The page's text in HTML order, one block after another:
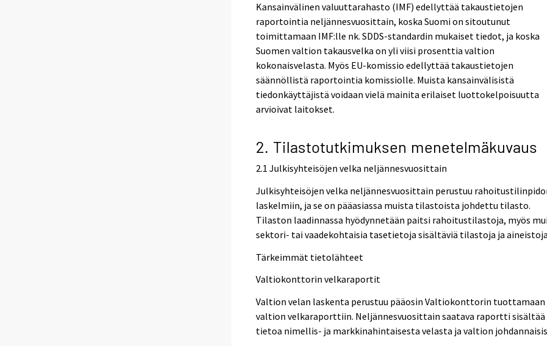
Kansainvälinen valuuttarahasto (IMF) edellyttää takaustietojen
raportointia neljännesvuosittain, koska Suomi on sitoutunut
toimittamaan IMF:lle nk. SDDS-standardin mukaiset tiedot, ja koska
Suomen valtion takausvelka on yli viisi prosenttia valtion
kokonaisvelasta. Myös EU-komissio edellyttää takaustietojen
säännöllistä raportointia komissiolle. Muista kansainvälisistä
tiedonkäyttäjistä voidaan vielä mainita erilaiset luottokelpoisuutta
arvioivat laitokset.
2. Tilastotutkimuksen menetelmäkuvaus
2.1 Julkisyhteisöjen velka neljännesvuosittain
Julkisyhteisöjen velka neljännesvuosittain perustuu
laskelmiin, ja se on pääasiassa muista tilastoista johdettu tilasto.
Tilaston laadinnassa hyödynnetään paitsi rahoitustilastoja, myös
sektori- tai vaadekohtaisia tasetietoja sisältäviä tilastoja ja
Tärkeimmät tietolähteet
Valtiokonttorin velkaraportit
Valtion velan laskenta perustuu pääosin Valtiokonttorin tuottamaan
valtion velkaraporttiin. Neljännesvuosittain saatava raportti sisältää
tietoa nimellis- ja markkinahintaisesta velasta ja valtion